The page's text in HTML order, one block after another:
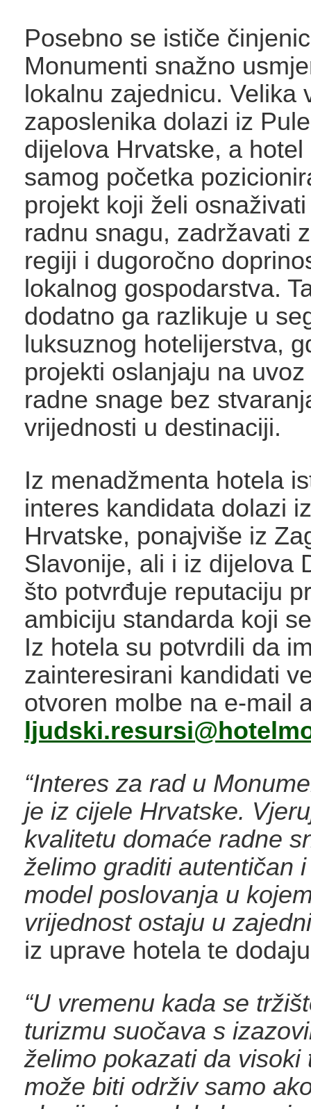
Posebno se ističe
Monumenti snažno
lokalnu zajednicu. Velika
zaposlenika dolazi iz
dijelova Hrvatske, a hotel
samog početka
projekt koji želi
radnu snagu, zadržavati
regiji i dugoročno
lokalnog gospodarstva.
dodatno ga razlikuje u
luksuznog hotelijerstva,
projekti oslanjaju na
radne snage bez
vrijednosti u destinaciji.
Iz menadžmenta hotela
interes kandidata dolazi
Hrvatske, ponajviše iz
Slavonije, ali i iz dijelova
što potvrđuje reputaciju
ambiciju standarda koji
Iz hotela su potvrdili da
zainteresirani kandidati
otvoren molbe na e-mail
“Interes za rad u
je iz cijele Hrvatske.
kvalitetu domaće radne
želimo graditi autentičan
model poslovanja u
vrijednost ostaju u
iz uprave hotela te
“U vremenu kada se
turizmu suočava s
želimo pokazati da visoki
može biti održiv samo